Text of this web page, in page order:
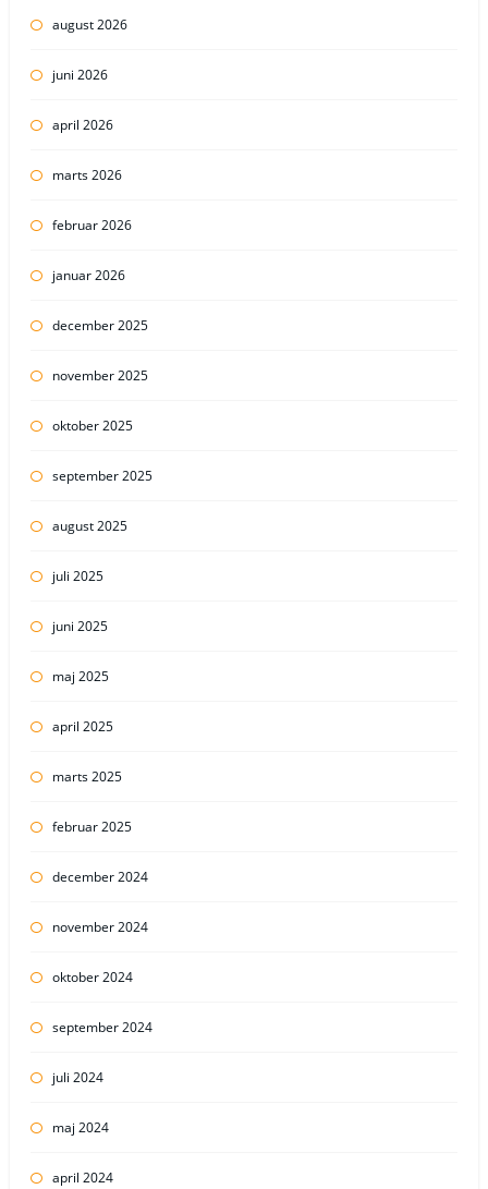
august 2026
juni 2026
april 2026
marts 2026
februar 2026
januar 2026
december 2025
november 2025
oktober 2025
september 2025
august 2025
juli 2025
juni 2025
maj 2025
april 2025
marts 2025
februar 2025
december 2024
november 2024
oktober 2024
september 2024
juli 2024
maj 2024
april 2024